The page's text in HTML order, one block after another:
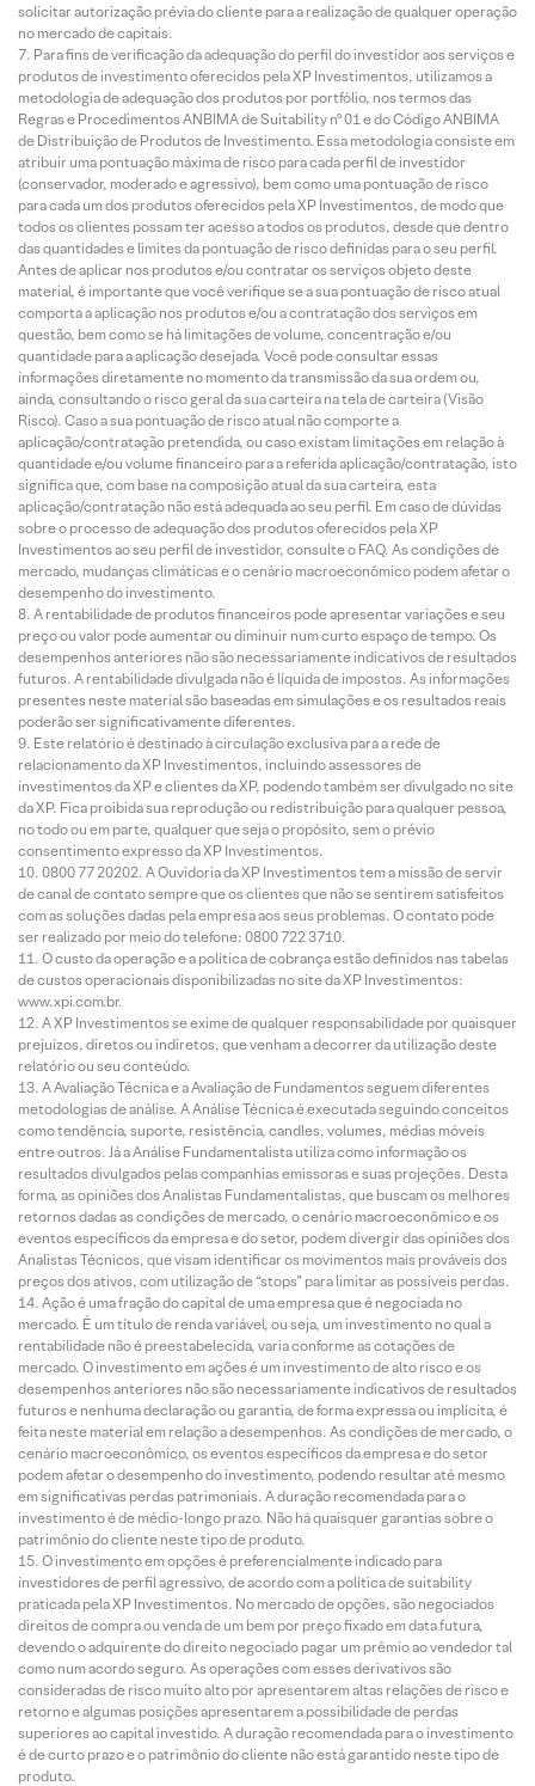
solicitar autorização prévia do cliente para a realização de qualquer operação
no mercado de capitais.
Para fins de verificação da adequação do perfil do investidor aos serviços e
produtos de investimento oferecidos pela XP Investimentos, utilizamos a
metodologia de adequação dos produtos por portfólio, nos termos das
Regras e Procedimentos ANBIMA de Suitability nº 01 e do Código ANBIMA
de Distribuição de Produtos de Investimento. Essa metodologia consiste em
atribuir uma pontuação máxima de risco para cada perfil de investidor
(conservador, moderado e agressivo), bem como uma pontuação de risco
para cada um dos produtos oferecidos pela XP Investimentos, de modo que
todos os clientes possam ter acesso a todos os produtos, desde que dentro
das quantidades e limites da pontuação de risco definidas para o seu perfil.
Antes de aplicar nos produtos e/ou contratar os serviços objeto deste
material, é importante que você verifique se a sua pontuação de risco atual
comporta a aplicação nos produtos e/ou a contratação dos serviços em
questão, bem como se há limitações de volume, concentração e/ou
quantidade para a aplicação desejada. Você pode consultar essas
informações diretamente no momento da transmissão da sua ordem ou,
ainda, consultando o risco geral da sua carteira na tela de carteira (Visão
Risco). Caso a sua pontuação de risco atual não comporte a
aplicação/contratação pretendida, ou caso existam limitações em relação à
quantidade e/ou volume financeiro para a referida aplicação/contratação, isto
significa que, com base na composição atual da sua carteira, esta
aplicação/contratação não está adequada ao seu perfil. Em caso de dúvidas
sobre o processo de adequação dos produtos oferecidos pela XP
Investimentos ao seu perfil de investidor, consulte o FAQ. As condições de
mercado, mudanças climáticas e o cenário macroeconômico podem afetar o
desempenho do investimento.
A rentabilidade de produtos financeiros pode apresentar variações e seu
preço ou valor pode aumentar ou diminuir num curto espaço de tempo. Os
desempenhos anteriores não são necessariamente indicativos de resultados
futuros. A rentabilidade divulgada não é líquida de impostos. As informações
presentes neste material são baseadas em simulações e os resultados reais
poderão ser significativamente diferentes.
Este relatório é destinado à circulação exclusiva para a rede de
relacionamento da XP Investimentos, incluindo assessores de
investimentos da XP e clientes da XP, podendo também ser divulgado no site
da XP. Fica proibida sua reprodução ou redistribuição para qualquer pessoa,
no todo ou em parte, qualquer que seja o propósito, sem o prévio
consentimento expresso da XP Investimentos.
0800 77 20202. A Ouvidoria da XP Investimentos tem a missão de servir
de canal de contato sempre que os clientes que não se sentirem satisfeitos
com as soluções dadas pela empresa aos seus problemas. O contato pode
ser realizado por meio do telefone: 0800 722 3710.
O custo da operação e a política de cobrança estão definidos nas tabelas
de custos operacionais disponibilizadas no site da XP Investimentos:
www.xpi.com.br.
A XP Investimentos se exime de qualquer responsabilidade por quaisquer
prejuízos, diretos ou indiretos, que venham a decorrer da utilização deste
relatório ou seu conteúdo.
A Avaliação Técnica e a Avaliação de Fundamentos seguem diferentes
metodologias de análise. A Análise Técnica é executada seguindo conceitos
como tendência, suporte, resistência, candles, volumes, médias móveis
entre outros. Já a Análise Fundamentalista utiliza como informação os
resultados divulgados pelas companhias emissoras e suas projeções. Desta
forma, as opiniões dos Analistas Fundamentalistas, que buscam os melhores
retornos dadas as condições de mercado, o cenário macroeconômico e os
eventos específicos da empresa e do setor, podem divergir das opiniões dos
Analistas Técnicos, que visam identificar os movimentos mais prováveis dos
preços dos ativos, com utilização de “stops” para limitar as possíveis perdas.
Ação é uma fração do capital de uma empresa que é negociada no
mercado. É um título de renda variável, ou seja, um investimento no qual a
rentabilidade não é preestabelecida, varia conforme as cotações de
mercado. O investimento em ações é um investimento de alto risco e os
desempenhos anteriores não são necessariamente indicativos de resultados
futuros e nenhuma declaração ou garantia, de forma expressa ou implícita, é
feita neste material em relação a desempenhos. As condições de mercado, o
cenário macroeconômico, os eventos específicos da empresa e do setor
podem afetar o desempenho do investimento, podendo resultar até mesmo
em significativas perdas patrimoniais. A duração recomendada para o
investimento é de médio-longo prazo. Não há quaisquer garantias sobre o
patrimônio do cliente neste tipo de produto.
O investimento em opções é preferencialmente indicado para
investidores de perfil agressivo, de acordo com a política de suitability
praticada pela XP Investimentos. No mercado de opções, são negociados
direitos de compra ou venda de um bem por preço fixado em data futura,
devendo o adquirente do direito negociado pagar um prêmio ao vendedor tal
como num acordo seguro. As operações com esses derivativos são
consideradas de risco muito alto por apresentarem altas relações de risco e
retorno e algumas posições apresentarem a possibilidade de perdas
superiores ao capital investido. A duração recomendada para o investimento
é de curto prazo e o patrimônio do cliente não está garantido neste tipo de
produto.